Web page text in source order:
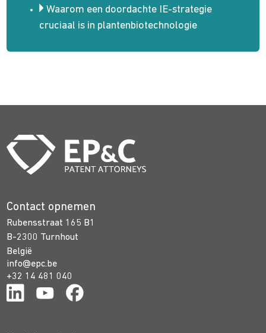
Waarom een doordachte IE-strategie
cruciaal is in plantenbiotechnologie
Contact opnemen
Rubensstraat 165 B1
B-2300 Turnhout
België
info@epc.be
+32 14 481 040